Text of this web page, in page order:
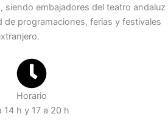
siendo embajadores del teatro andaluz
de programaciones, ferias y festivales
Horario
14 h y 17 a 20 h